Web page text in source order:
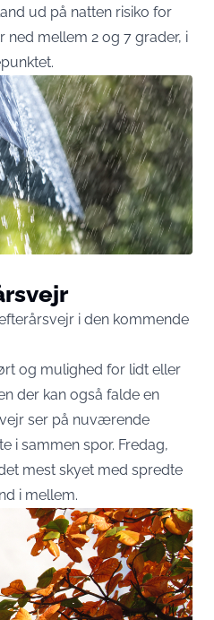
ud på natten risiko for
ned mellem 2 og 7 grader, i
i den kommende
og mulighed for lidt eller
der kan også falde en
ser på nuværende
i sammen spor. Fredag,
mest skyet med spredte
i mellem.